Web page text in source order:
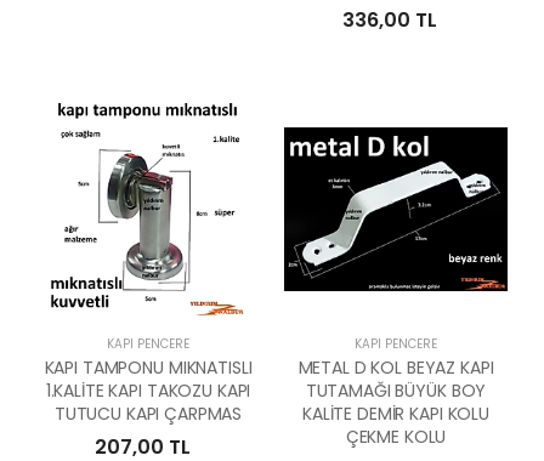
336,00 TL
KAPI PENCERE
KAPI TAMPONU MIKNATISLI
1.KALİTE KAPI TAKOZU KAPI
TUTUCU KAPI ÇARPMAS
207,00 TL
KAPI PENCERE
METAL D KOL BEYAZ KAPI
TUTAMAĞI BÜYÜK BOY
KALİTE DEMİR KAPI KOLU
ÇEKME KOLU